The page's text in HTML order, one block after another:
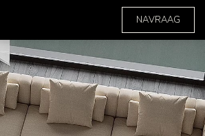
NAVRAAG